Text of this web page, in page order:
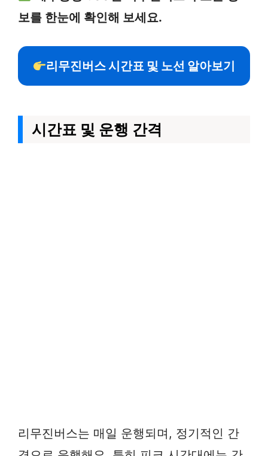
보를 한눈에 확인해 보세요.
리무진버스 시간표 및 노선 알아보기
시간표 및 운행 간격
리무진버스는 매일 운행되며, 정기적인 간